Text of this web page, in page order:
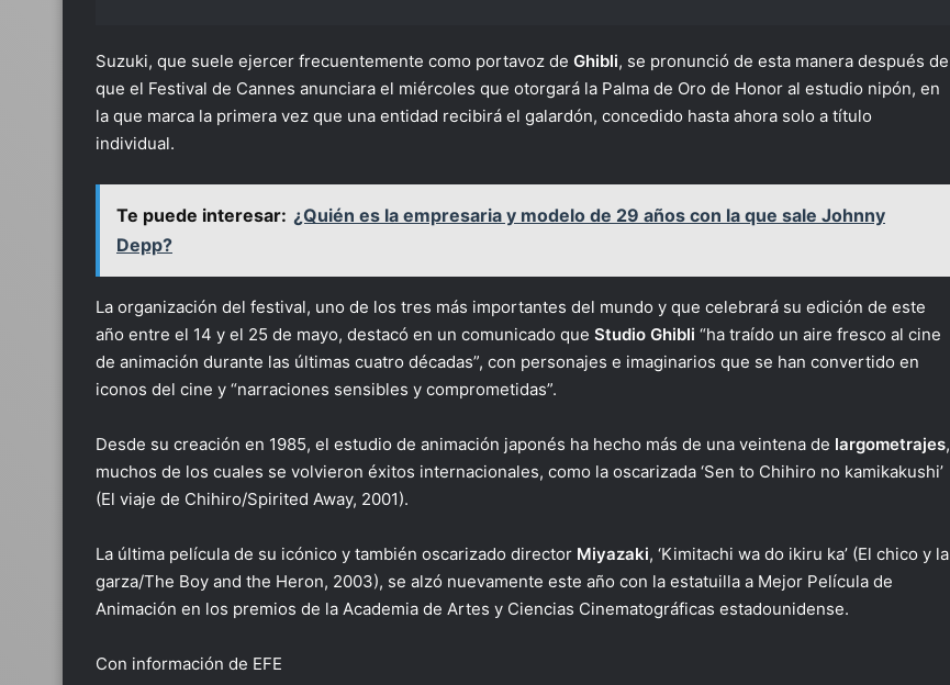
Suzuki, que suele ejercer frecuentemente como portavoz de Ghibli, se pronunció de esta manera después de
que el Festival de Cannes anunciara el miércoles que otorgará la Palma de Oro de Honor al estudio nipón, en
la que marca la primera vez que una entidad recibirá el galardón, concedido hasta ahora solo a título
individual.
Te puede interesar: ¿Quién es la empresaria y modelo de 29 años con la que sale Johnny
Depp?
La organización del festival, uno de los tres más importantes del mundo y que celebrará su edición de este
año entre el 14 y el 25 de mayo, destacó en un comunicado que Studio Ghibli “ha traído un aire fresco al cine
de animación durante las últimas cuatro décadas”, con personajes e imaginarios que se han convertido en
iconos del cine y “narraciones sensibles y comprometidas”.
Desde su creación en 1985, el estudio de animación japonés ha hecho más de una veintena de largometrajes,
muchos de los cuales se volvieron éxitos internacionales, como la oscarizada ‘Sen to Chihiro no kamikakushi’
(El viaje de Chihiro/Spirited Away, 2001).
La última película de su icónico y también oscarizado director Miyazaki, ‘Kimitachi wa do ikiru ka’ (El chico y la
garza/The Boy and the Heron, 2003), se alzó nuevamente este año con la estatuilla a Mejor Película de
Animación en los premios de la Academia de Artes y Ciencias Cinematográficas estadounidense.
Con información de EFE